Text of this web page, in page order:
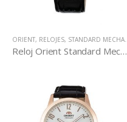
ORIENT, RELOJES, STANDARD MECHANICAL
Reloj Orient Standard Mechanical AC05006B